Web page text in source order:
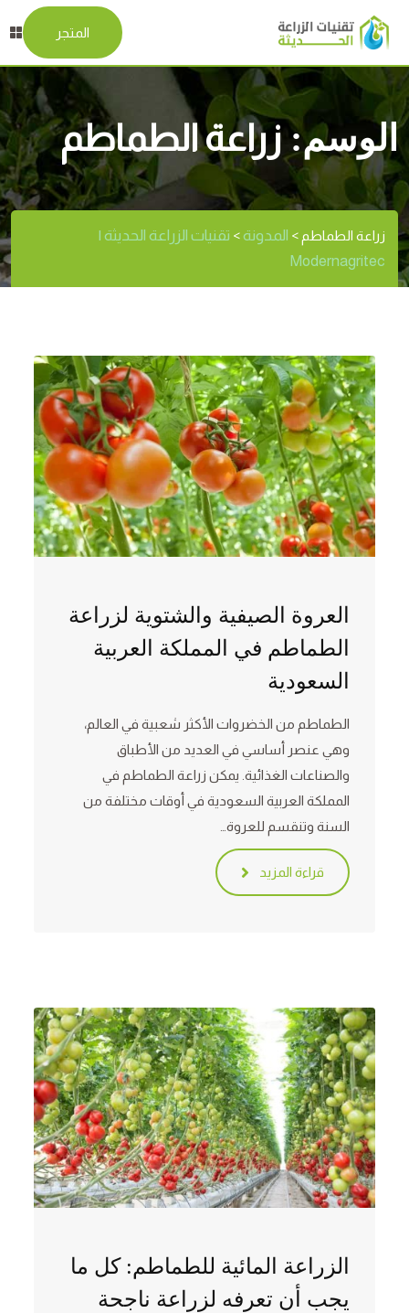
المتجر
الوسم:زراعة الطماطم
زراعة الطماطم > المدونة> تقنيات الزراعة الحديثة |
Modernagritec
العروة الصيفية والشتوية لزراعة
الطماطم في المملكة العربية
السعودية
الطماطم من الخضروات الأكثر شعبية في العالم،
وهي عنصر أساسي في العديد من الأطباق
والصناعات الغذائية. يمكن زراعة الطماطم في
المملكة العربية السعودية في أوقات مختلفة من
السنة وتنقسم للعروة…
قراءة المزيد
الزراعة المائية للطماطم: كل ما
يجب أن تعرفه لزراعة ناجحة